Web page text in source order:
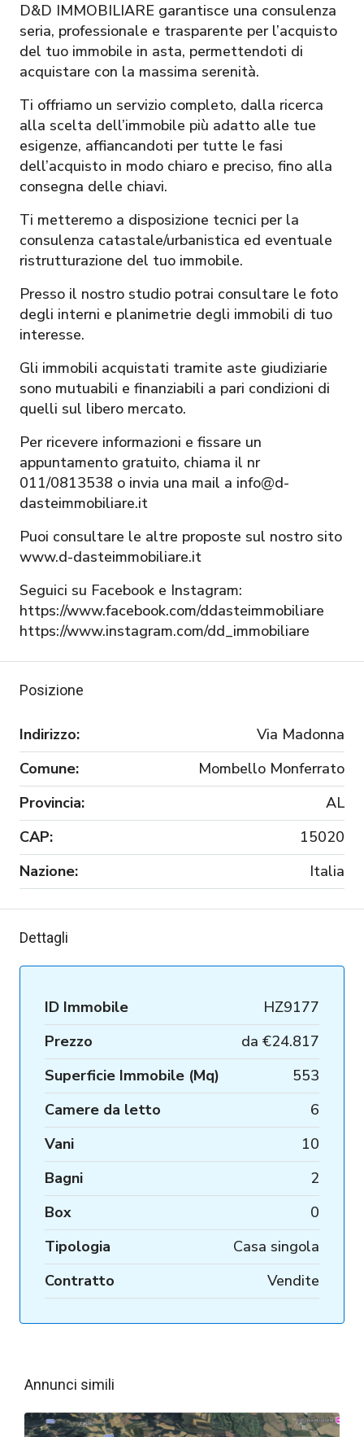
D&D IMMOBILIARE garantisce una consulenza
seria, professionale e trasparente per l’acquisto
del tuo immobile in asta, permettendoti di
acquistare con la massima serenità.
Ti offriamo un servizio completo, dalla ricerca
alla scelta dell’immobile più adatto alle tue
esigenze, affiancandoti per tutte le fasi
dell’acquisto in modo chiaro e preciso, fino alla
consegna delle chiavi.
Ti metteremo a disposizione tecnici per la
consulenza catastale/urbanistica ed eventuale
ristrutturazione del tuo immobile.
Presso il nostro studio potrai consultare le foto
degli interni e planimetrie degli immobili di tuo
interesse.
Gli immobili acquistati tramite aste giudiziarie
sono mutuabili e finanziabili a pari condizioni di
quelli sul libero mercato.
Per ricevere informazioni e fissare un
appuntamento gratuito, chiama il nr
011/0813538 o invia una mail a info@d-
dasteimmobiliare.it
Puoi consultare le altre proposte sul nostro sito
www.d-dasteimmobiliare.it
Seguici su Facebook e Instagram:
https://www.facebook.com/ddasteimmobiliare
https://www.instagram.com/dd_immobiliare
Posizione
Indirizzo:
Via Madonna
Comune:
Mombello Monferrato
Provincia:
AL
CAP:
15020
Nazione:
Italia
Dettagli
ID Immobile
HZ9177
Prezzo
da €24.817
Superficie Immobile (Mq)
553
Camere da letto
6
Vani
10
Bagni
2
Box
0
Tipologia
Casa singola
Contratto
Vendite
Annunci simili